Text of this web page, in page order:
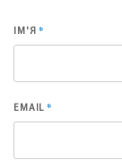
ІМ'Я*
EMAIL*